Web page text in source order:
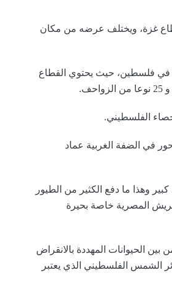
غزة، ويختلف عرضه من مكان
في فلسطين، حيث يحتوي القطاع
في الضفة الغربية عماد
وهذا ما دفع الكثير من الطيور
المصرية خاصة بحيرة
بين الحيوانات المهددة بالانقراض
الشمس الفلسطيني الذي يعتبر